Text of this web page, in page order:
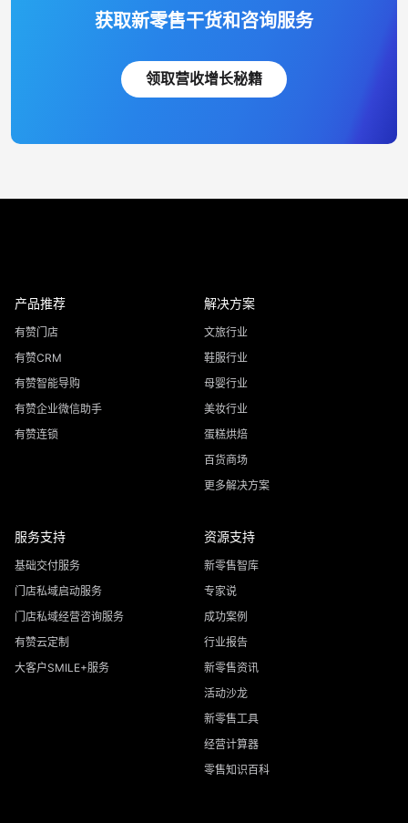
获取新零售干货和咨询服务
领取营收增长秘籍
产品推荐
有赞门店
有赞CRM
有赞智能导购
有赞企业微信助手
有赞连锁
解决方案
文旅行业
鞋服行业
母婴行业
美妆行业
蛋糕烘焙
百货商场
更多解决方案
服务支持
基础交付服务
门店私域启动服务
门店私域经营咨询服务
有赞云定制
大客户SMILE+服务
资源支持
新零售智库
专家说
成功案例
行业报告
新零售资讯
活动沙龙
新零售工具
经营计算器
零售知识百科